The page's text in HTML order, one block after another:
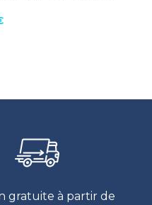
gratuite à partir de